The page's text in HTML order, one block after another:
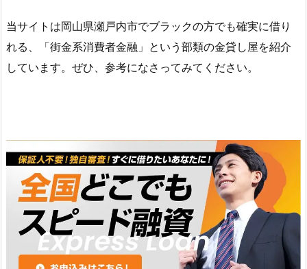
当サイトは岡山県瀬戸内市でブラックの方でも確実に借り
れる、「街金系消費者金融」という部類の金貸し屋を紹介
しています。ぜひ、参考になさってみてください。